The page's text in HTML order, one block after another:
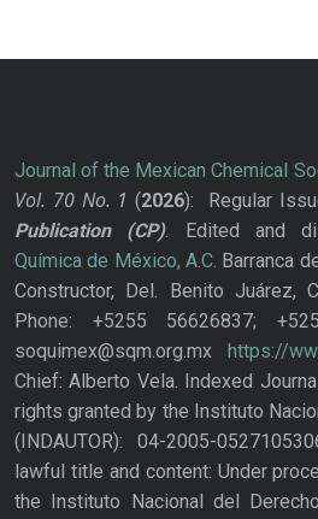
Journal of the Mexican Chemical
Vol. 70 No. 1 (2026): Regular
Publication
(CP). Edited and
Química de México, A.C. Barranca
Constructor, Del. Benito Juárez,
Phone: +5255 56626837;
soquimex@sqm.org.mx https://
Chief: Alberto Vela. Indexed
rights granted by the Instituto
(INDAUTOR): 04-2005-
lawful title and content: Under
the Instituto Nacional del